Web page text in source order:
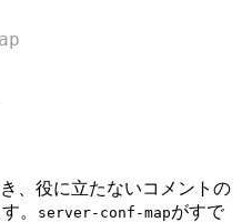
、役に立たないコメントの
。
server-conf-mapがすで